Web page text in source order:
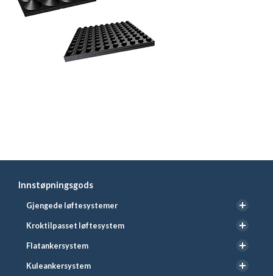
Innstøpningsgods
Gjengede løftesystemer
Kroktilpasset løftesystem
Flatankersystem
Kuleankersystem